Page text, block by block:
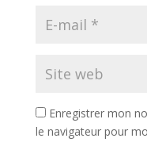
Enregistrer mon
le navigateur pour